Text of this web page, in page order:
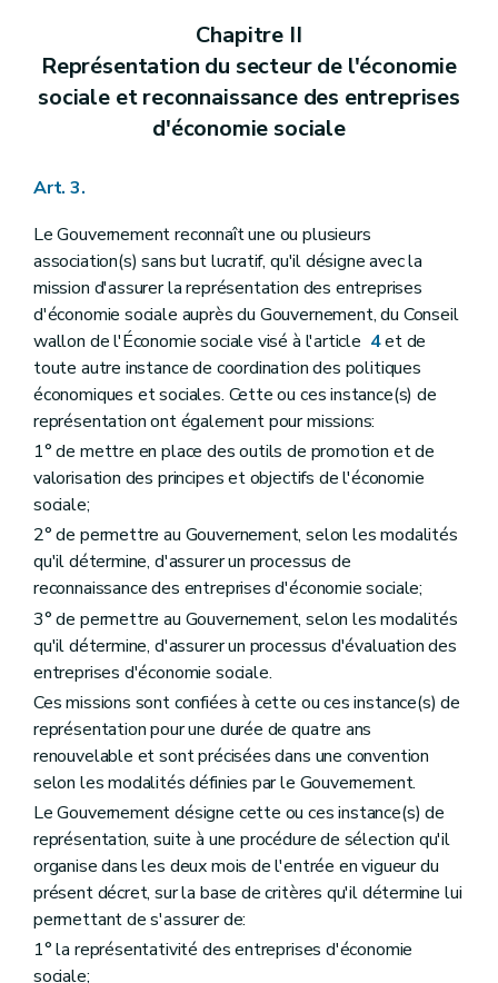
Chapitre II
Représentation du secteur de l'économie
sociale et reconnaissance des entreprises
d'économie sociale
Art. 3.
Le Gouvernement reconnaît une ou plusieurs
association(s) sans but lucratif, qu'il désigne avec la
mission d'assurer la représentation des entreprises
d'économie sociale auprès du Gouvernement, du Conseil
wallon de l'Économie sociale visé à l'article 4et de
toute autre instance de coordination des politiques
économiques et sociales. Cette ou ces instance(s) de
représentation ont également pour missions:
1° de mettre en place des outils de promotion et de
valorisation des principes et objectifs de l'économie
sociale;
2° de permettre au Gouvernement, selon les modalités
qu'il détermine, d'assurer un processus de
reconnaissance des entreprises d'économie sociale;
3° de permettre au Gouvernement, selon les modalités
qu'il détermine, d'assurer un processus d'évaluation des
entreprises d'économie sociale.
Ces missions sont confiées à cette ou ces instance(s) de
représentation pour une durée de quatre ans
renouvelable et sont précisées dans une convention
selon les modalités définies par le Gouvernement.
Le Gouvernement désigne cette ou ces instance(s) de
représentation, suite à une procédure de sélection qu'il
organise dans les deux mois de l'entrée en vigueur du
présent décret, sur la base de critères qu'il détermine lui
permettant de s'assurer de:
1° la représentativité des entreprises d'économie
sociale;